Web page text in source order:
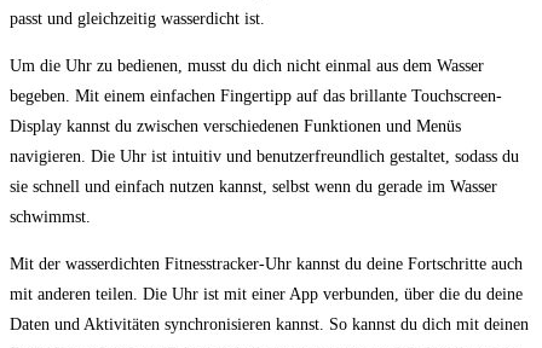
passt und ⁤gleichzeitig wasserdicht ist.
Um die Uhr zu bedienen, musst du ⁢dich nicht einmal aus dem Wasser⁤
begeben. Mit einem einfachen Fingertipp auf ⁤das brillante Touchscreen-
Display kannst du⁣ zwischen verschiedenen Funktionen​ und Menüs
navigieren. Die Uhr ist intuitiv und benutzerfreundlich gestaltet, ⁣sodass‌ du
‍sie schnell und einfach nutzen kannst, selbst wenn‌ du gerade im Wasser
schwimmst.
Mit der wasserdichten Fitnesstracker-Uhr ⁤kannst du deine Fortschritte auch
mit anderen teilen. Die Uhr ist mit⁣ einer App‍ verbunden, über die du ‍deine
Daten und Aktivitäten ⁣synchronisieren kannst. So kannst du dich mit deinen